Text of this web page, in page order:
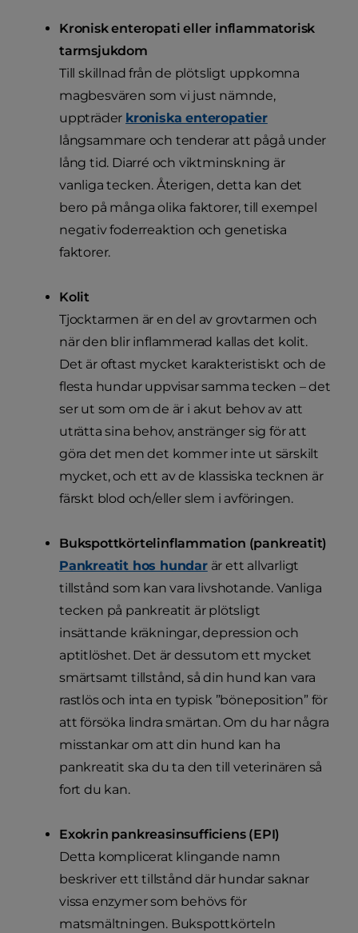
Kronisk enteropati eller inflammatorisk
tarmsjukdom
Till skillnad från de plötsligt uppkomna
magbesvären som vi just nämnde,
uppträder kroniska enteropatier
långsammare och tenderar att pågå under
lång tid. Diarré och viktminskning är
vanliga tecken. Återigen, detta kan det
bero på många olika faktorer, till exempel
negativ foderreaktion och genetiska
faktorer.
Kolit
Tjocktarmen är en del av grovtarmen och
när den blir inflammerad kallas det kolit.
Det är oftast mycket karakteristiskt och de
flesta hundar uppvisar samma tecken – det
ser ut som om de är i akut behov av att
uträtta sina behov, anstränger sig för att
göra det men det kommer inte ut särskilt
mycket, och ett av de klassiska tecknen är
färskt blod och/eller slem i avföringen.
Bukspottkörtelinflammation (pankreatit)
Pankreatit hos hundarär ett allvarligt
tillstånd som kan vara livshotande. Vanliga
tecken på pankreatit är plötsligt
insättande kräkningar, depression och
aptitlöshet. Det är dessutom ett mycket
smärtsamt tillstånd, så din hund kan vara
rastlös och inta en typisk ”böneposition” för
att försöka lindra smärtan. Om du har några
misstankar om att din hund kan ha
pankreatit ska du ta den till veterinären så
fort du kan.
Exokrin pankreasinsufficiens (EPI)
Detta komplicerat klingande namn
beskriver ett tillstånd där hundar saknar
vissa enzymer som behövs för
matsmältningen. Bukspottkörteln